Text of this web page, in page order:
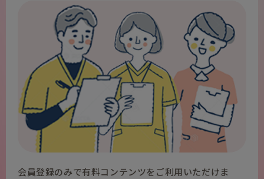
会員登録のみで有料コンテンツをご利用いただけま